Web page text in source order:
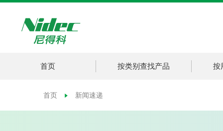
首页 按类别查找产品 按
首页 新闻速递